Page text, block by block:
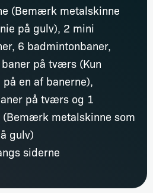
(Bemærk metalskinne
på gulv), 2 mini
6 badmintonbaner,
på tværs (Kun
en af banerne),
på tværs og 1
metalskinne som
gulv)
siderne